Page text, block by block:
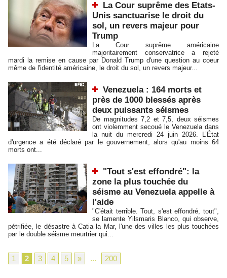
La Cour suprême des Etats-
Unis sanctuarise le droit du
sol, un revers majeur pour
Trump
La Cour suprême américaine
majoritairement conservatrice a rejeté
mardi la remise en cause par Donald Trump d'une question au coeur
même de l'identité américaine, le droit du sol, un revers majeur...
Venezuela : 164 morts et
près de 1000 blessés après
deux puissants séismes
De magnitudes 7,2 et 7,5, deux séismes
ont violemment secoué le Venezuela dans
la nuit du mercredi 24 juin 2026. L’État
d'urgence a été déclaré par le gouvernement, alors qu'au moins 64
morts ont...
"Tout s'est effondré": la
zone la plus touchée du
séisme au Venezuela appelle à
l'aide
"C'était terrible. Tout, s'est effondré, tout",
se lamente Yilsmaris Blanco, qui observe,
pétrifiée, le désastre à Catia la Mar, l'une des villes les plus touchées
par le double séisme meurtrier qui...
1 2 3 4 5 » ... 200